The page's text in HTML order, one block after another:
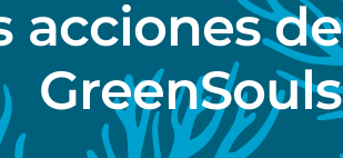
acciones de
GreenSouls